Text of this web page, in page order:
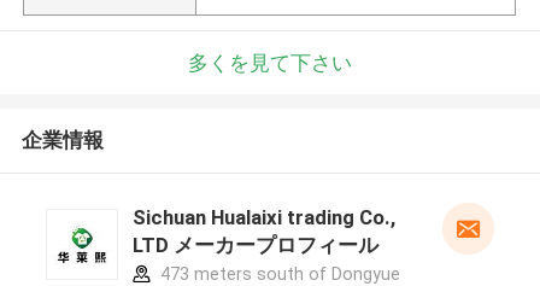
多くを見て下さい
企業情報
Sichuan Hualaixi trading Co.,
LTD メーカープロフィール
473 meters south of Dongyue